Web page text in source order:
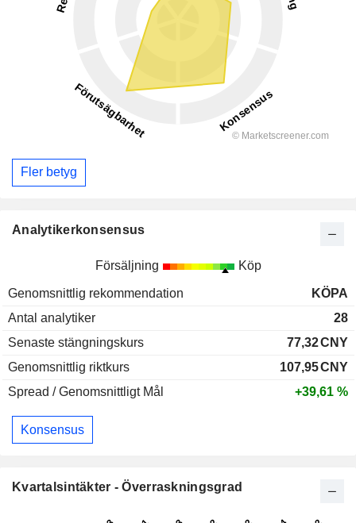
Fler betyg
Analytikerkonsensus
Försäljning Köp
Genomsnittlig rekommendation
KÖPA
Antal analytiker
28
Senaste stängningskurs
77,32CNY
Genomsnittlig riktkurs
107,95CNY
Spread / Genomsnittligt Mål
+39,61 %
Konsensus
Kvartalsintäkter - Överraskningsgrad